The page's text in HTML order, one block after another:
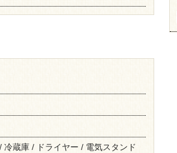
蔵庫 / ドライヤー / 電気スタンド